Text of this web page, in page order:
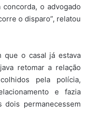
o advogado
o disparo”, relatou
que o casal já estava
retomar a relação
pela polícia,
e fazia
permanecessem